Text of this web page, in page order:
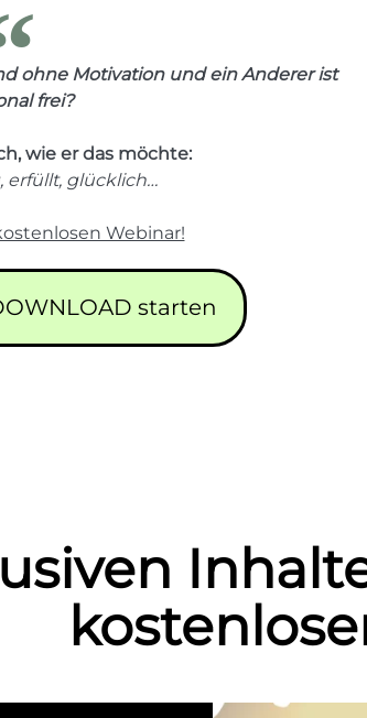
ohne Motivation und ein Anderer ist
frei?
wie er das möchte:
erfüllt, glücklich…
Webinar!
starten